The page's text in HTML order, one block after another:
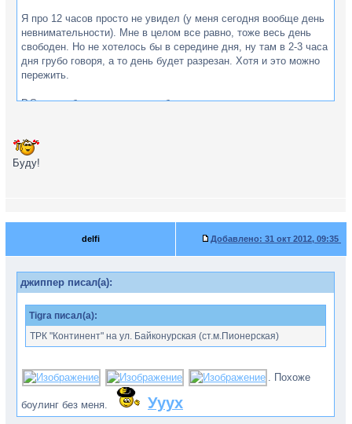
Я про 12 часов просто не увидел (у меня сегодня вообще день
невнимательности). Мне в целом все равно, тоже весь день
свободен. Но не хотелось бы в середине дня, ну там в 2-3 часа
дня грубо говоря, а то день будет разрезан. Хотя и это можно
пережить.
P.S. продублирую список, чтобы не затерялся
1. Tigra
2. Delfi (+1?)
Буду!
delfi Добавлено: 31 окт 2012, 09:35
джиппер писал(а):
Tigra писал(а):
ТРК "Континент" на ул. Байконурская (ст.м.Пионерская)
. Похоже
боулинг без меня. Ууух